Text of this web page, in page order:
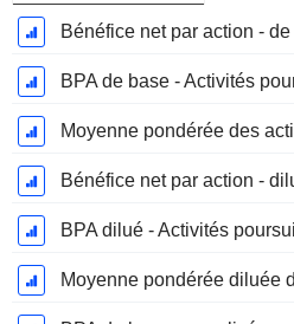
Bénéfice net par action -
BPA de base - Activités
Moyenne pondérée des
Bénéfice net par action -
BPA dilué - Activités